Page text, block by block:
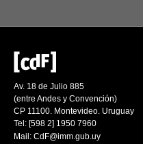
Av. 18 de Julio 885
(entre Andes y Convención)
CP 11100. Montevideo. Uruguay
Tel: [598 2] 1950 7960
Mail: CdF@imm.gub.uy